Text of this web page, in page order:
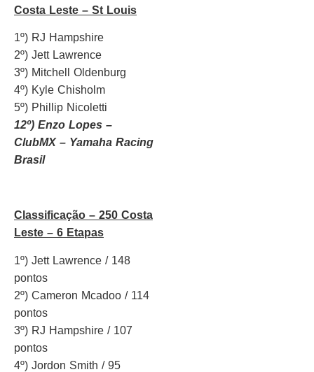
Costa Leste – St Louis
1º) RJ Hampshire
2º) Jett Lawrence
3º) Mitchell Oldenburg
4º) Kyle Chisholm
5º) Phillip Nicoletti
12º) Enzo Lopes –
ClubMX – Yamaha Racing
Brasil
Classificação – 250 Costa
Leste – 6 Etapas
1º) Jett Lawrence / 148
pontos
2º) Cameron Mcadoo / 114
pontos
3º) RJ Hampshire / 107
pontos
4º) Jordon Smith / 95